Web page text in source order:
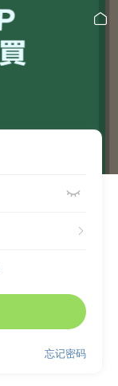



忘记密码